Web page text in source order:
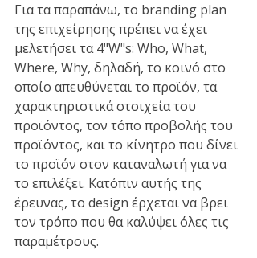
Για τα παραπάνω, το branding plan
της επιχείρησης πρέπει να έχει
μελετήσει τα 4"W"s: Who, What,
Where, Why, δηλαδή, το κοινό στο
οποίο απευθύνεται το προϊόν, τα
χαρακτηριστικά στοιχεία του
προϊόντος, τον τόπο προβολής του
προϊόντος, και το κίνητρο που δίνει
το προϊόν στον καταναλωτή για να
το επιλέξει. Κατόπιν αυτής της
έρευνας, το design έρχεται να βρει
τον τρόπο που θα καλύψει όλες τις
παραμέτρους.